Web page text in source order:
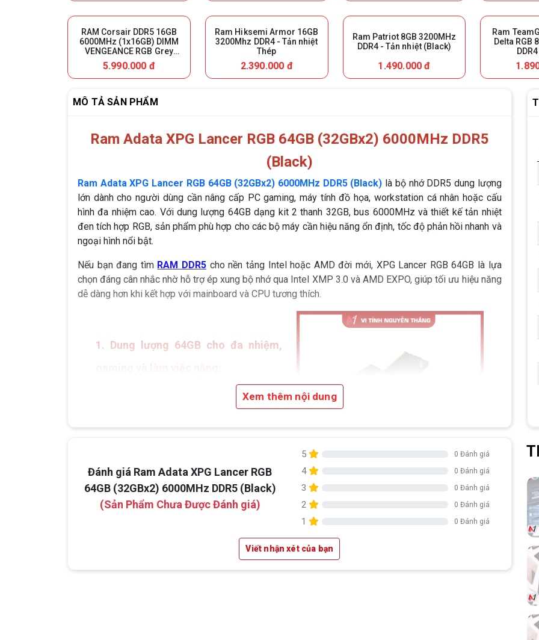
RAM Corsair DDR5 16GB
6000MHz (1x16GB) DIMM
VENGEANCE RGB Grey
Heatspreader, RGB LED,
Intel XMP & AMD EXPO,
1.35V
5.990.000 đ
Ram Hiksemi Armor 16GB
3200Mhz DDR4 - Tản nhiệt
Thép
2.390.000 đ
Ram Patriot 8GB 3200MHz
DDR4 - Tản nhiệt (Black)
1.490.000 đ
Ram
Delta RGB
MÔ TẢ SẢN PHẨM
Ram Adata XPG Lancer RGB 64GB (32GBx2) 6000MHz DDR5
(Black)
Ram Adata XPG Lancer RGB 64GB (32GBx2) 6000MHz DDR5 (Black) là bộ nhớ DDR5 dung lượng
lớn dành cho người dùng cần nâng cấp PC gaming, máy tính đồ họa, workstation cá nhân hoặc cấu
hình đa nhiệm cao. Với dung lượng 64GB dạng kit 2 thanh 32GB, bus 6000MHz và thiết kế tản nhiệt
đen tích hợp RGB, sản phẩm phù hợp cho các bộ máy cần hiệu năng ổn định, tốc độ phản hồi nhanh và
ngoại hình nổi bật.
Nếu bạn đang tìm RAM DDR5 cho nền tảng Intel hoặc AMD đời mới, XPG Lancer RGB 64GB là lựa
chọn đáng cân nhắc nhờ hỗ trợ ép xung bộ nhớ qua Intel XMP 3.0 và AMD EXPO, giúp tối ưu hiệu năng
dễ dàng hơn khi kết hợp với mainboard và CPU tương thích.
1. Dung lượng 64GB cho đa nhiệm,
Bộ kit 32GBx2 mang lại tổng dung lượng
64GB, phù hợp cho người dùng thường xuyên
livestream, dựng video, xử lý ảnh, chạy máy
2. Tốc độ DDR5 6000MHz, tối ưu cho
Xem thêm nội dung
Đánh giá Ram Adata XPG Lancer RGB
64GB (32GBx2) 6000MHz DDR5 (Black)
(Sản Phẩm Chưa Được Đánh giá)
5 0 Đánh giá
4 0 Đánh giá
3 0 Đánh giá
2 0 Đánh giá
1 0 Đánh giá
Viết nhận xét của bạn